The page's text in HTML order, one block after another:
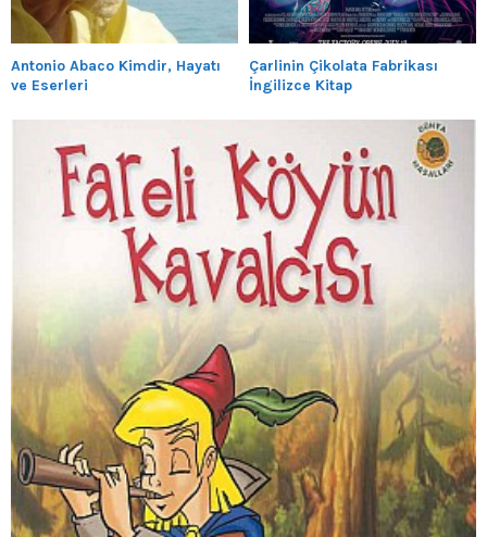
Antonio Abaco Kimdir, Hayatı
ve Eserleri
Çarlinin Çikolata Fabrikası
İngilizce Kitap